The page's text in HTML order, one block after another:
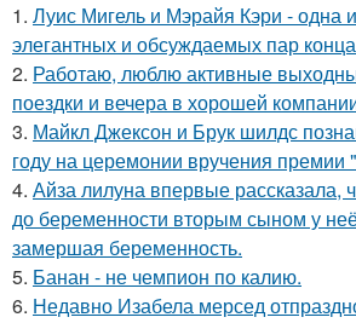
1. Луис Мигель и Мэрайя Кэри - одна
элегантных и обсуждаемых пар
2. Работаю, люблю активные
поездки и вечера в хорошей
3. Майкл Джексон и Брук шилдс
году на церемонии вручения премии
4. Айза лилуна впервые рассказала,
до беременности вторым сыном у
замершая беременность.
5. Банан - не чемпион по калию.
6. Недавно Изабела мерсед